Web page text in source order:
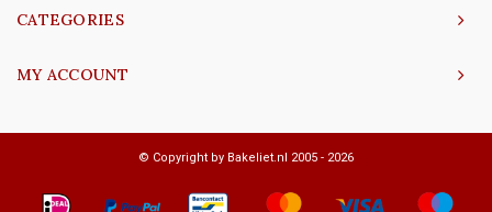
CATEGORIES
MY ACCOUNT
© Copyright by Bakeliet.nl 2005 - 2026